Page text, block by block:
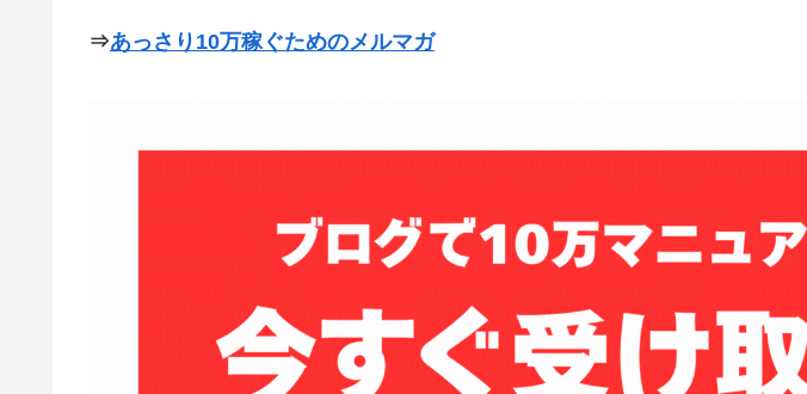
⇒あっさり10万稼ぐためのメルマガ